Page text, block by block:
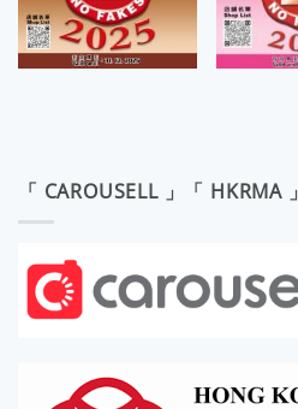
「 CAROUSELL 」「 HKRMA 」